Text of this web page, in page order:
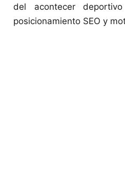
del acontecer
posicionamiento SEO y